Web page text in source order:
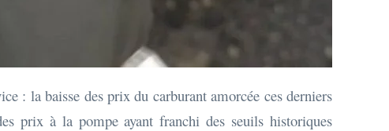
: la baisse des prix du carburant amorcée ces derniers
prix à la pompe ayant franchi des seuils historiques